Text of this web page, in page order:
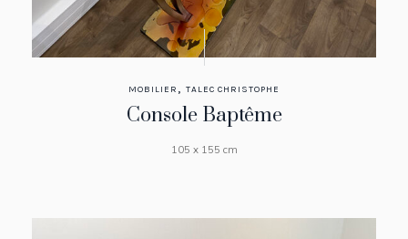
MOBILIER ,TALEC CHRISTOPHE
Console Baptême
105 x 155 cm